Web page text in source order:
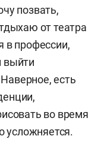
позвать,
от театра
в профессии,
выйти
есть
во время
усложняется.